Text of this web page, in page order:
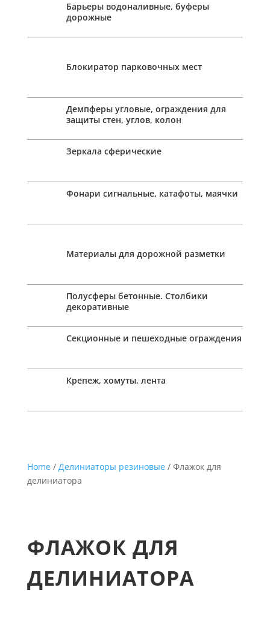
Барьеры водоналивные, буферы
дорожные
Блокиратор парковочных мест
Демпферы угловые, ограждения для
защиты стен, углов, колон
Зеркала сферические
Фонари сигнальные, катафоты, маячки
Материалы для дорожной разметки
Полусферы бетонные. Столбики
декоративные
Секционные и пешеходные ограждения
Крепеж, хомуты, лента
Home/ Делиниаторы резиновые/ Флажок для
делиниатора
ФЛАЖОК ДЛЯ
ДЕЛИНИАТОРА